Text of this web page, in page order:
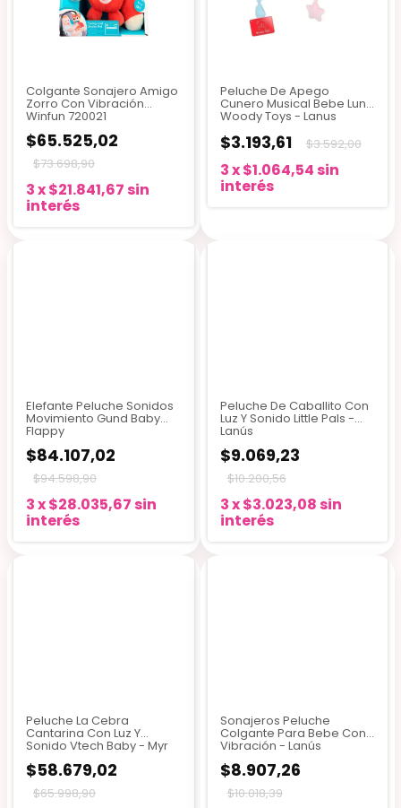
Colgante Sonajero Amigo
Zorro Con Vibración
Winfun 720021
$65.525,02
$73.698,90
3x$21.841,67 sin
interés
Peluche De Apego
Cunero Musical Bebe Luna
Woody Toys - Lanus
$3.193,61 $3.592,00
3x$1.064,54 sin
interés
Elefante Peluche Sonidos
Movimiento Gund Baby
Flappy
$84.107,02
$94.598,90
3x$28.035,67 sin
interés
Peluche De Caballito Con
Luz Y Sonido Little Pals -
Lanús
$9.069,23
$10.200,56
3x$3.023,08 sin
interés
Peluche La Cebra
Cantarina Con Luz Y
Sonido Vtech Baby - Myr
$58.679,02
$65.998,90
Sonajeros Peluche
Colgante Para Bebe Con
Vibración - Lanús
$8.907,26
$10.018,39